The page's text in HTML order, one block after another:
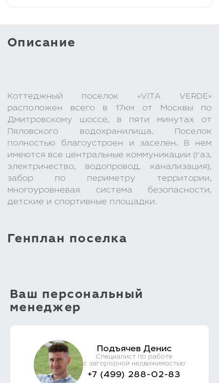
Описание
Коттеджный поселок «VITA VERDE»
расположен всего в 17км от Москвы по
Дмитровскому шоссе, в пяти минутах от
Пяловского водохранилища. Поселок
полностью благоустроен и заселен. В нем
имеются все центральные коммуникации (газ,
электричество, водопровод, канализация),
забор по периметру территории,
многоуровневая система безопасности,
детские и спортивные площадки.
Генплан поселка
Ваш персональный
менеджер
Подъячев Денис
Специалист по работе
с загородной недвижимостью
+7 (499) 288-02-83